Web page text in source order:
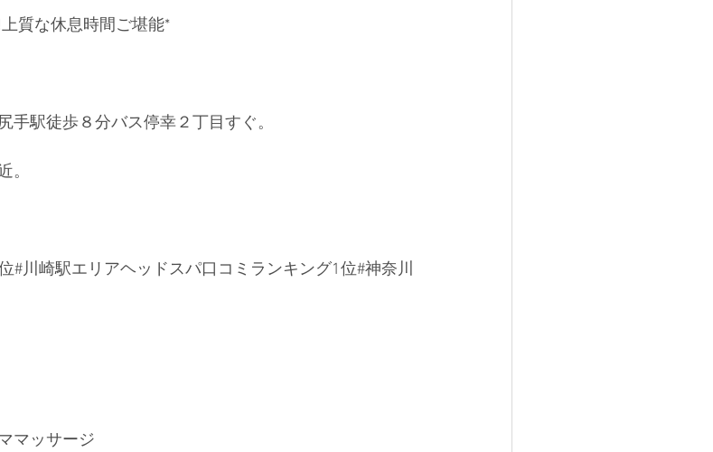
質な休息時間ご堪能*
手駅徒歩８分バス停幸２丁目すぐ。
。
#川崎駅エリアヘッドスパ口コミランキング1位#神奈川
マッサージ